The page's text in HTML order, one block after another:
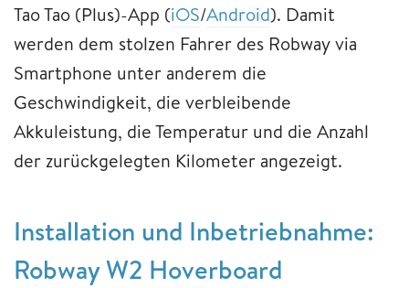
Tao Tao (Plus)-App (iOS/Android). Damit
werden dem stolzen Fahrer des Robway via
Smartphone unter anderem die
Geschwindigkeit, die verbleibende
Akkuleistung, die Temperatur und die Anzahl
der zurückgelegten Kilometer angezeigt.
Installation und Inbetriebnahme:
Robway W2 Hoverboard